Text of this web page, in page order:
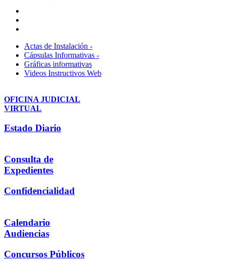
Actas de Instalación -
Cápsulas Informativas -
Gráficas informativas
Videos Instructivos Web
OFICINA JUDICIAL
VIRTUAL
Estado Diario
Consulta de
Expedientes
Confidencialidad
Calendario
Audiencias
Concursos Públicos